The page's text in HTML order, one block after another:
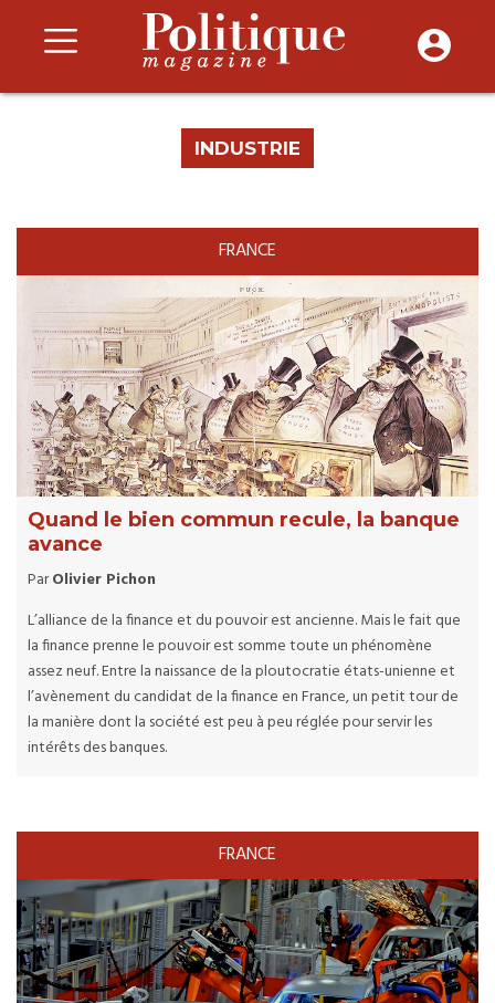
INDUSTRIE
FRANCE
Quand le bien commun recule, la banque
avance
ParOlivier Pichon
L’alliance de la finance et du pouvoir est ancienne. Mais le fait que
la finance prenne le pouvoir est somme toute un phénomène
assez neuf. Entre la naissance de la ploutocratie états-unienne et
l’avènement du candidat de la finance en France, un petit tour de
la manière dont la société est peu à peu réglée pour servir les
intérêts des banques.
FRANCE